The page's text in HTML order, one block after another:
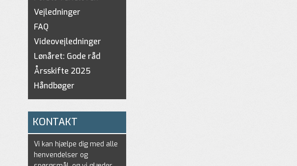
Vejledninger
FAQ
Videovejledninger
Lønåret: Gode råd
Årsskifte 2025
Håndbøger
KONTAKT
Vi kan hjælpe dig med alle
henvendelser og